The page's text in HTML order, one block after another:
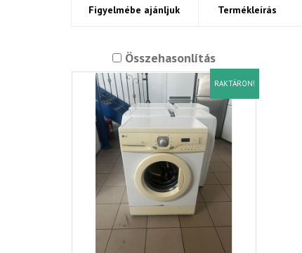
Figyelmébe ajánljuk Termékleírás
Összehasonlítás
RAKTÁRON!